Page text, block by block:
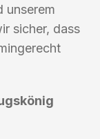
unserem
sicher, dass